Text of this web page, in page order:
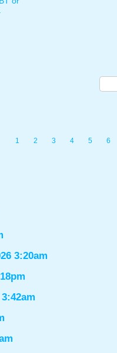
1 2 3 4 5 6
3:20am